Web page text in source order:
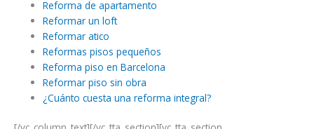
Reforma de apartamento
Reformar un loft
Reformar atico
Reformas pisos pequeños
Reforma piso en Barcelona
Reformar piso sin obra
¿Cuánto cuesta una reforma integral?